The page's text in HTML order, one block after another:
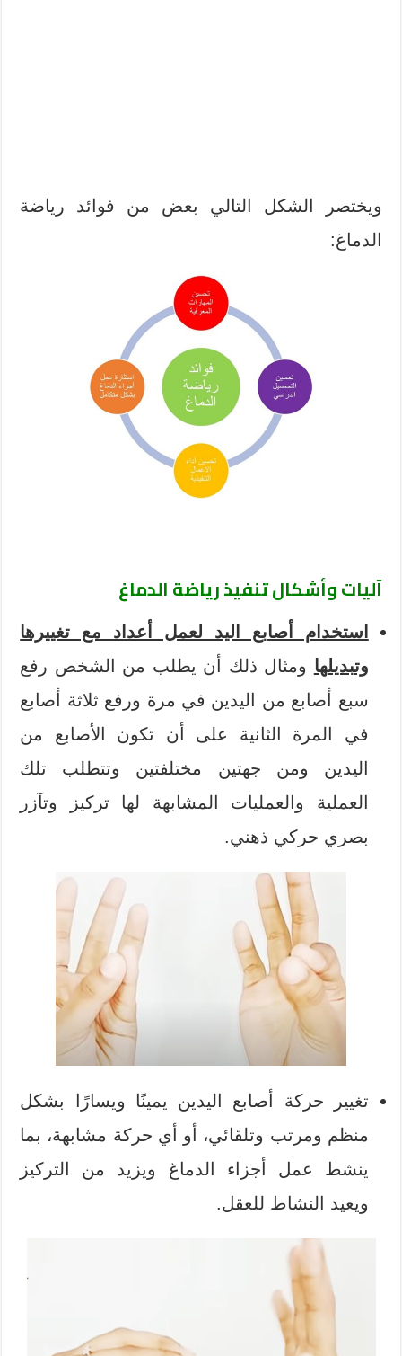
ويختصر الشكل التالي بعض من فوائد رياضة
الدماغ:
آليات وأشكال تنفيذ رياضة الدماغ
استخدام أصابع اليد لعمل أعداد مع تغييرها
وتبديلها ومثال ذلك أن يطلب من الشخص رفع
سبع أصابع من اليدين في مرة ورفع ثلاثة أصابع
في المرة الثانية على أن تكون الأصابع من
اليدين ومن جهتين مختلفتين وتتطلب تلك
العملية والعمليات المشابهة لها تركيز وتآزر
بصري حركي ذهني.
تغيير حركة أصابع اليدين يمينًا ويسارًا بشكل
منظم ومرتب وتلقائي، أو أي حركة مشابهة، بما
ينشط عمل أجزاء الدماغ ويزيد من التركيز
ويعيد النشاط للعقل.